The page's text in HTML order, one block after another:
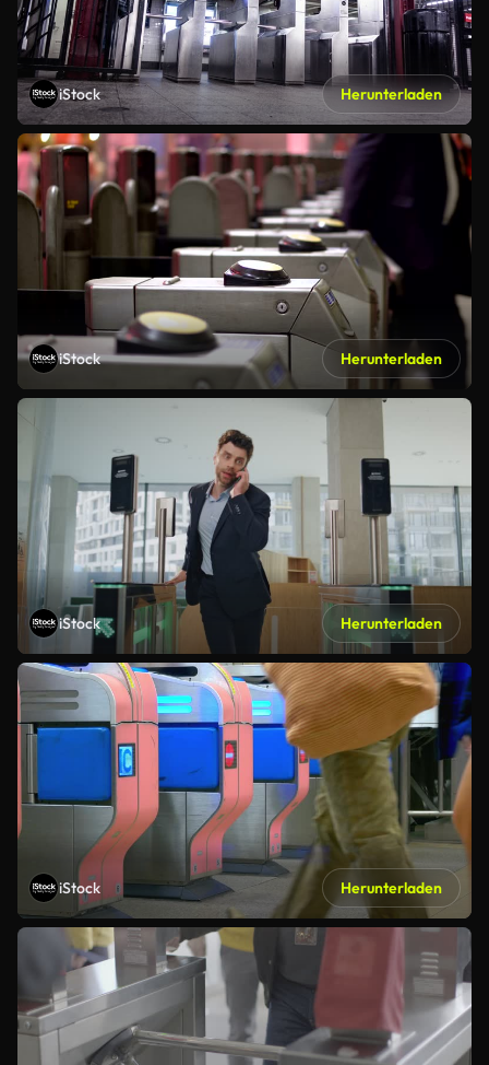
iStock Herunterladen
iStock Herunterladen
iStock Herunterladen
iStock Herunterladen